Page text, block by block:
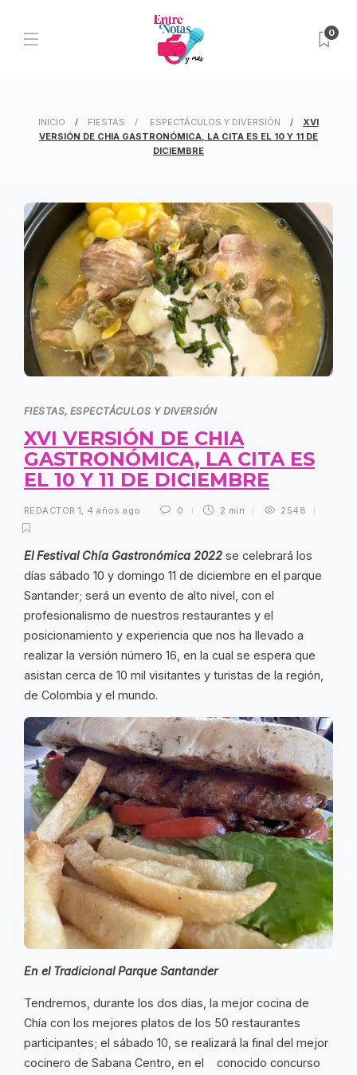
0
INICIO FIESTAS ESPECTÁCULOS Y DIVERSIÓN
XVI
VERSIÓN DE CHIA GASTRONÓMICA, LA CITA ES EL 10 Y 11 DE
DICIEMBRE
FIESTAS, ESPECTÁCULOS Y DIVERSIÓN
XVI VERSIÓN DE CHIA
GASTRONÓMICA, LA CITA ES
EL 10 Y 11 DE DICIEMBRE
REDACTOR 1, 4 años ago 0 2 min 2548
El Festival Chía Gastronómica 2022 se celebrará los
días sábado 10 y domingo 11 de diciembre en el parque
Santander; será un evento de alto nivel, con el
profesionalismo de nuestros restaurantes y el
posicionamiento y experiencia que nos ha llevado a
realizar la versión número 16, en la cual se espera que
asistan cerca de 10 mil visitantes y turistas de la región,
de Colombia y el mundo.
En el Tradicional Parque Santander
Tendremos, durante los dos días, la mejor cocina de
Chía con los mejores platos de los 50 restaurantes
participantes; el sábado 10, se realizará la final del mejor
cocinero de Sabana Centro, en el conocido concurso